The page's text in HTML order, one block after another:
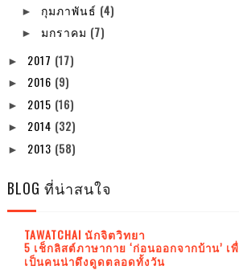
► กุมภาพันธ์ (4)
► มกราคม (7)
► 2017 (17)
► 2016 (9)
► 2015 (16)
► 2014 (32)
► 2013 (58)
BLOG ที่น่าสนใจ
TAWATCHAI นักจิตวิทยา
5 เช็กลิสต์ภาษากาย ‘ก่อนออกจากบ้าน’
เป็นคนน่าดึงดูดตลอดทั้งวัน